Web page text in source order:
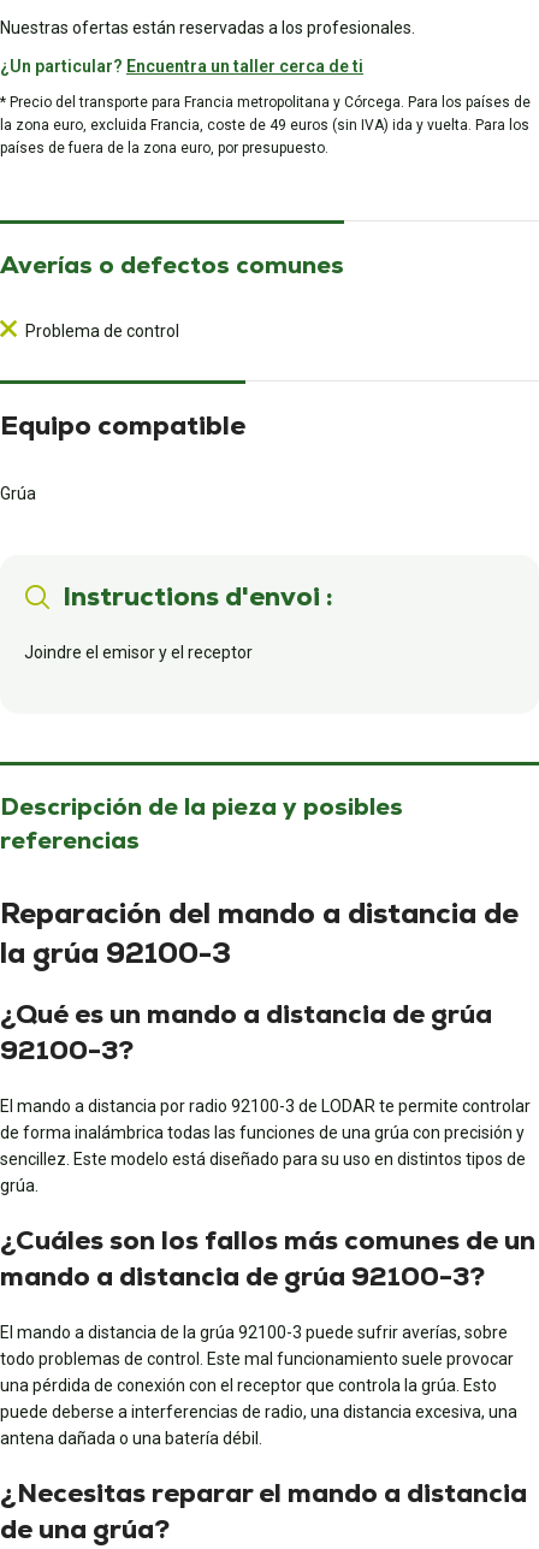
Nuestras ofertas están reservadas a los profesionales.
¿Un particular? Encuentra un taller cerca de ti
* Precio del transporte para Francia metropolitana y Córcega. Para los países de
la zona euro, excluida Francia, coste de 49 euros (sin IVA) ida y vuelta. Para los
países de fuera de la zona euro, por presupuesto.
Averías o defectos comunes
Problema de control
Equipo compatible
Grúa
Instructions d'envoi :
Joindre el emisor y el receptor
Descripción de la pieza y posibles
referencias
Reparación del mando a distancia de
la grúa 92100-3
¿Qué es un mando a distancia de grúa
92100-3?
El mando a distancia por radio 92100-3 de LODAR te permite controlar
de forma inalámbrica todas las funciones de una grúa con precisión y
sencillez. Este modelo está diseñado para su uso en distintos tipos de
grúa.
¿Cuáles son los fallos más comunes de un
mando a distancia de grúa 92100-3?
El mando a distancia de la grúa 92100-3 puede sufrir averías, sobre
todo problemas de control. Este mal funcionamiento suele provocar
una pérdida de conexión con el receptor que controla la grúa. Esto
puede deberse a interferencias de radio, una distancia excesiva, una
antena dañada o una batería débil.
¿Necesitas reparar el mando a distancia
de una grúa?